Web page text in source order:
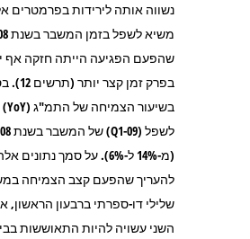
נשווה אותה לירידות בפרמטרים
שהפעם הפגיעה הייתה חזקה אף
בפרק זמן
(מ-14% ל-6%). על סמך
להעריך שהפעם קצב הצמיחה
שלילי דו-ספרתי ברבעון הראשון,
השני עשויה להיות התאוששות